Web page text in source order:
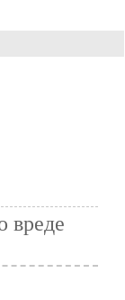
вреде